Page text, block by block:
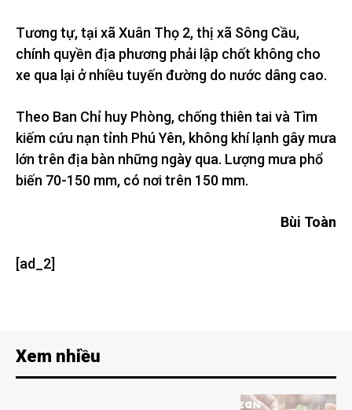
Tương tự, tại xã Xuân Thọ 2, thị xã Sông Cầu,
chính quyền địa phương phải lập chốt không cho
xe qua lại ở nhiều tuyến đường do nước dâng cao.
Theo Ban Chỉ huy Phòng, chống thiên tai và Tìm
kiếm cứu nạn tỉnh Phú Yên, không khí lạnh gây mưa
lớn trên địa bàn những ngày qua. Lượng mưa phổ
biến 70-150 mm, có nơi trên 150 mm.
Bùi Toàn
[ad_2]
Xem nhiều